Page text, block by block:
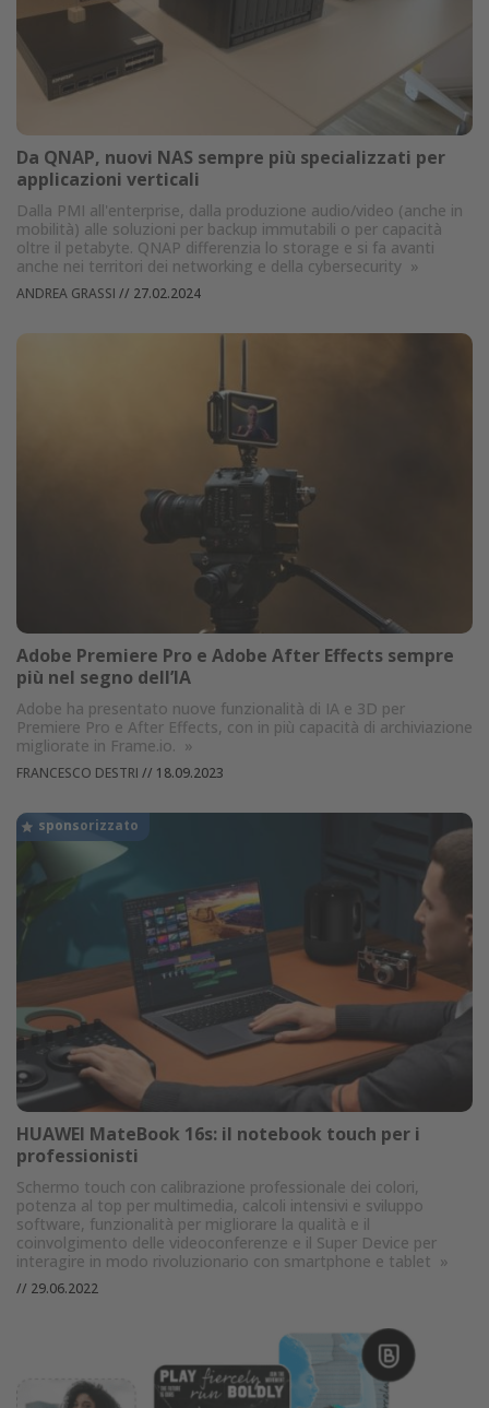
Da QNAP, nuovi NAS sempre più specializzati per
applicazioni verticali
Dalla PMI all'enterprise, dalla produzione audio/video (anche in
mobilità) alle soluzioni per backup immutabili o per capacità
oltre il petabyte. QNAP differenzia lo storage e si fa avanti
anche nei territori dei networking e della cybersecurity »
ANDREA GRASSI // 27.02.2024
Adobe Premiere Pro e Adobe After Effects sempre
più nel segno dell’IA
Adobe ha presentato nuove funzionalità di IA e 3D per
Premiere Pro e After Effects, con in più capacità di archiviazione
migliorate in Frame.io. »
FRANCESCO DESTRI // 18.09.2023
HUAWEI MateBook 16s: il notebook touch per i
professionisti
Schermo touch con calibrazione professionale dei colori,
potenza al top per multimedia, calcoli intensivi e sviluppo
software, funzionalità per migliorare la qualità e il
coinvolgimento delle videoconferenze e il Super Device per
interagire in modo rivoluzionario con smartphone e tablet »
// 29.06.2022